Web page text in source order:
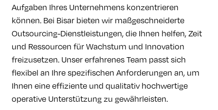
Aufgaben Ihres Unternehmens konzentrieren
können. Bei Bisar bieten wir maßgeschneiderte
Outsourcing-Dienstleistungen, die Ihnen helfen, Zeit
und Ressourcen für Wachstum und Innovation
freizusetzen. Unser erfahrenes Team passt sich
flexibel an Ihre spezifischen Anforderungen an, um
Ihnen eine effiziente und qualitativ hochwertige
operative Unterstützung zu gewährleisten.